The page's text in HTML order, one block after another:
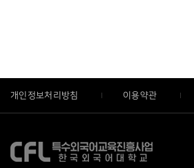
개인정보처리방침 이용약관